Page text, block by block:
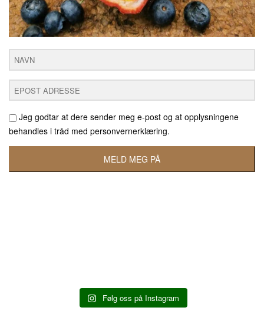
Jeg godtar at dere sender meg e-post og at opplysningene
behandles i tråd med personvernerklæring.
MELD MEG PÅ
Følg oss på Instagram